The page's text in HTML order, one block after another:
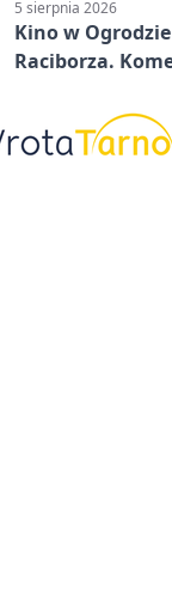
5 sierpnia 2026
Kino w
Raciborza.